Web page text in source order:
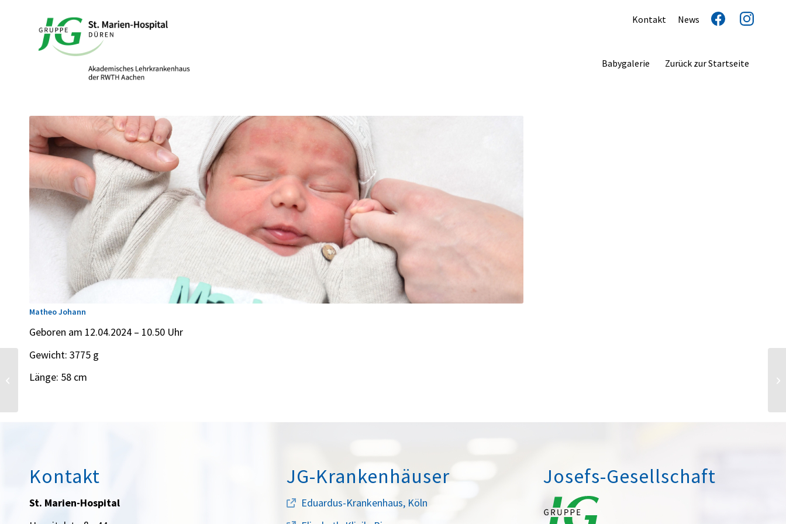
Kontakt News
Babygalerie Zurück zur Startseite
Matheo Johann
Geboren am 12.04.2024 – 10.50 Uhr
Gewicht: 3775 g
Länge: 58 cm
Kontakt
St. Marien-Hospital
JG-Krankenhäuser
Eduardus-Krankenhaus, Köln
Josefs-Gesellschaft
Isaya